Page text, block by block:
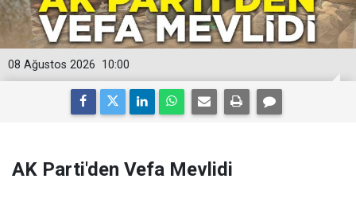
10:00
08 Ağustos 2026
AK Parti'den Vefa Mevlidi